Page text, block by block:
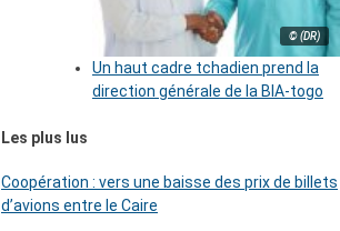
© (DR)
Un haut cadre tchadien prend la
direction générale de la BIA-togo
Les plus lus
Coopération : vers une baisse des prix de billets
d’avions entre le Caire